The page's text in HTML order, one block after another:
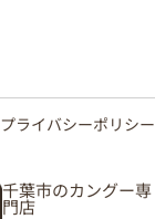
プライバシーポリシー
千葉市のカングー専
門店